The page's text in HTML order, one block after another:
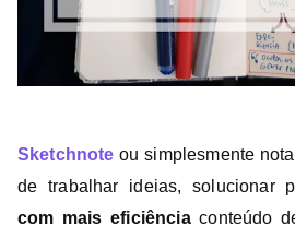
Sketchnoteou simplesmente
de trabalhar ideias, solucionar
com mais eficiênciaconteúdo